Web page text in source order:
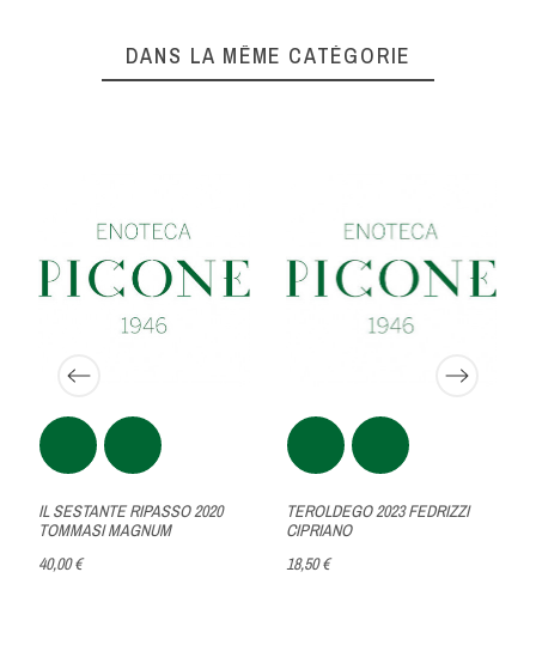
DANS LA MÊME CATÉGORIE
IL SESTANTE RIPASSO 2020
TOMMASI MAGNUM
40,00 €
TEROLDEGO 2023 FEDRIZZI
CIPRIANO
18,50 €